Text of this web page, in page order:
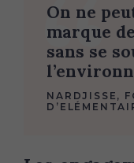
On ne
marque
sans se
NARDJISSE,